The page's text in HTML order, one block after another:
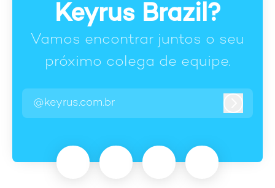
Keyrus Brazil?
Vamos encontrar juntos o seu
próximo colega de equipe.
@keyrus.com.br